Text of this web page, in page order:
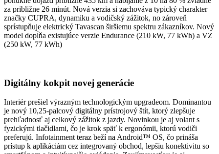
za približne 26 minút. Nová verzia si zachováva typický charakter
značky CUPRA, dynamiku a vodičský zážitok, no zároveň
sprístupňuje elektrický Tavascan širšiemu spektru zákazníkov. Nový
model dopĺňa existujúce verzie Endurance (210 kW, 77 kWh) a VZ
(250 kW, 77 kWh)
Digitálny kokpit novej generácie
Interiér prešiel výrazným technologickým upgradeom. Dominantou
je nový 10,25-palcový digitálny prístrojový štít, ktorý zlepšuje
prehľadnosť aj celkový zážitok z jazdy. Novinkou je aj volant s
fyzickými tlačidlami, čo je krok späť k ergonómii, ktorú vodiči
preferujú. Infotainment teraz beží na Android™ OS, čo prináša
prístup k aplikáciám cez integrovaný obchod, lepšiu konektivitu so